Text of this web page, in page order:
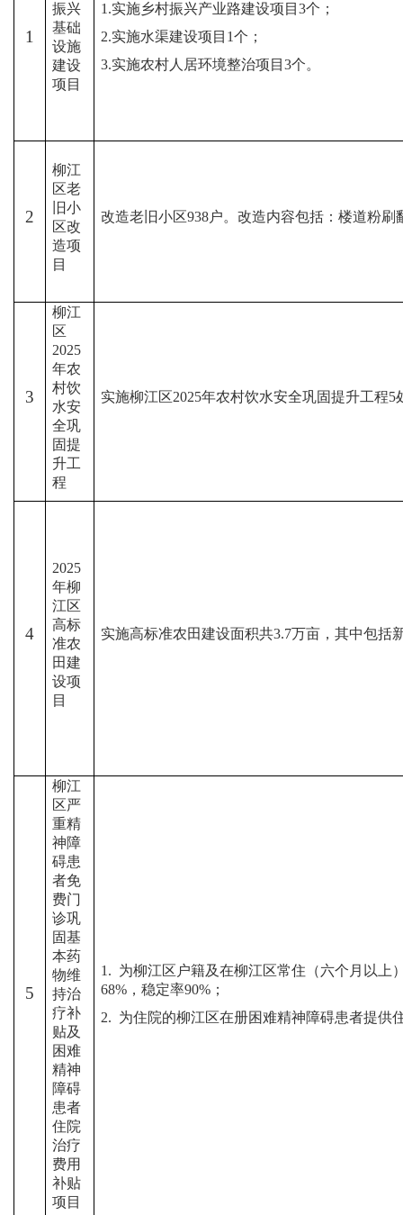
1
振兴
基础
设施
建设
项目
1.实施乡村振兴产业路建设项目 3个 ；
2.实施水渠建设项目 1个；
3.实施农村人居环境整治项目 3个。
2
柳江
区老
旧小
区改
造项
目
改造老旧小区938户。改造内容包括：楼道粉刷
3
柳江
区
2025
年农
村饮
水安
全巩
固提
升工
程
实施柳江区2025年农村饮水安全巩固提升工程5
4
2025
年柳
江区
高标
准农
田建
设项
目
实施高标准农田建设面积共3.7万亩，其中包括
5
柳江
区严
重精
神障
碍患
者免
费门
诊巩
固基
本药
物维
持治
疗补
贴及
困难
精神
障碍
患者
住院
治疗
费用
补贴
项目
1. 为柳江区户籍及在柳江区常住（六个月以上
68% ，稳定率90% ；
2. 为住院的柳江区在册困难精神障碍患者提供